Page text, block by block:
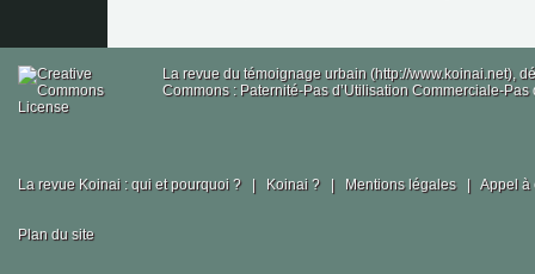
La revue du témoignage urbain (http://www.koinai.net),
Commons : Paternité-Pas d’Utilisation Commerciale-
La revue Koinai : qui et pourquoi ? | Koinai ? | Mentions légales | Appel à
Plan du site